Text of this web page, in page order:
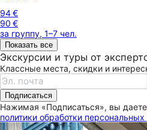
94 €
90 €
за группу, 1–7 чел.
Показать все
Экскурсии и туры от
Классные места, скидки и
Подписаться
Нажимая «Подписаться», вы даете
политики обработки